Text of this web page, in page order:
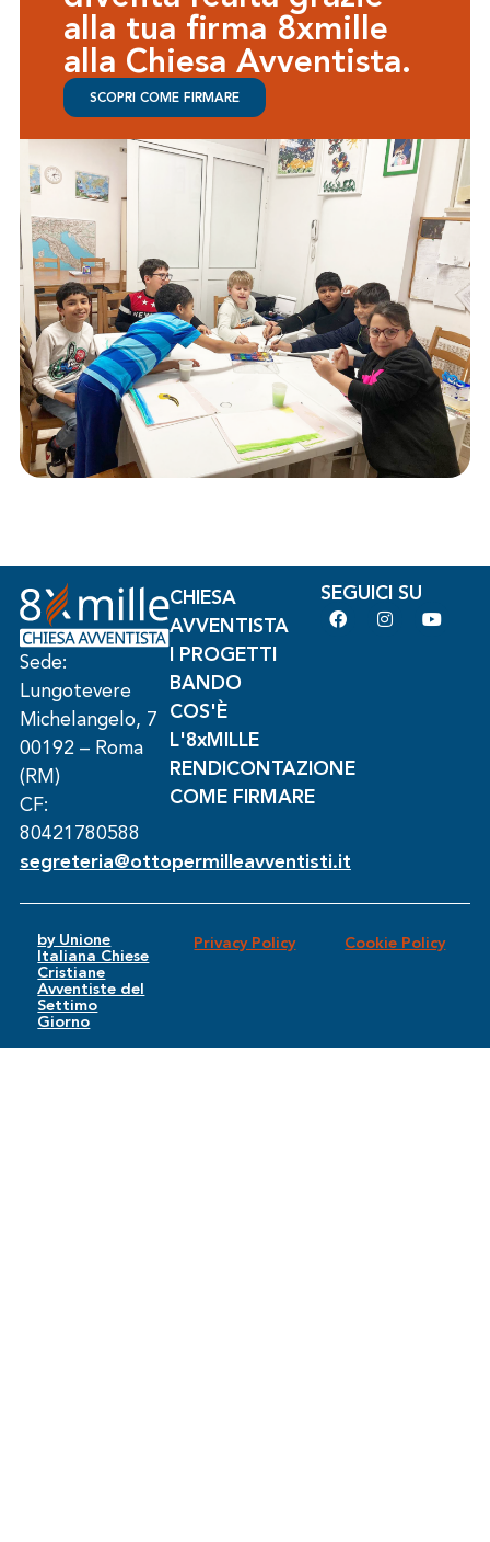
alla tua firma 8xmille
alla Chiesa Avventista.
SCOPRI COME FIRMARE
Sede:
Lungotevere
Michelangelo, 7
00192 – Roma
(RM)
CF:
80421780588
segreteria@ottopermilleavventisti.it
CHIESA
AVVENTISTA
I PROGETTI
BANDO
COS'È
L'8xMILLE
RENDICONTAZIONE
COME FIRMARE
SEGUICI SU
by Unione
Italiana Chiese
Cristiane
Avventiste del
Settimo
Giorno
Privacy Policy Cookie Policy